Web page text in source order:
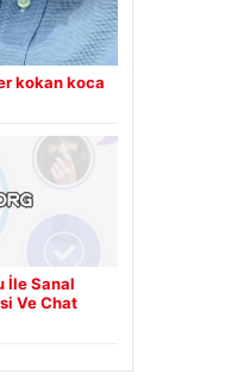
kokan koca
İle Sanal
Ve Chat